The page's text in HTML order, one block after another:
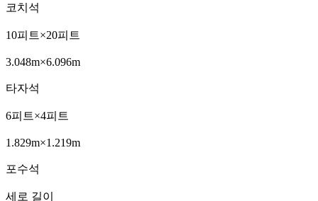
코치석
10피트×20피트
3.048m×6.096m
타자석
6피트×4피트
1.829m×1.219m
포수석
세로 길이